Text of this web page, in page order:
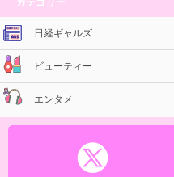
カテゴリー
日経ギャルズ
ビューティー
エンタメ